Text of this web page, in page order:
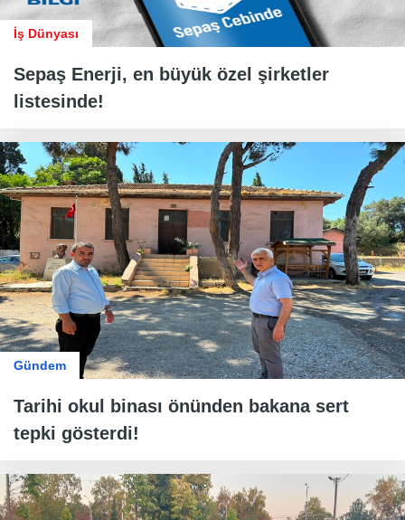
İş Dünyası
Sepaş Enerji, en büyük özel şirketler
listesinde!
Gündem
Tarihi okul binası önünden bakana sert
tepki gösterdi!